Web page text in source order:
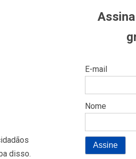
disso.
E-mail
Nome